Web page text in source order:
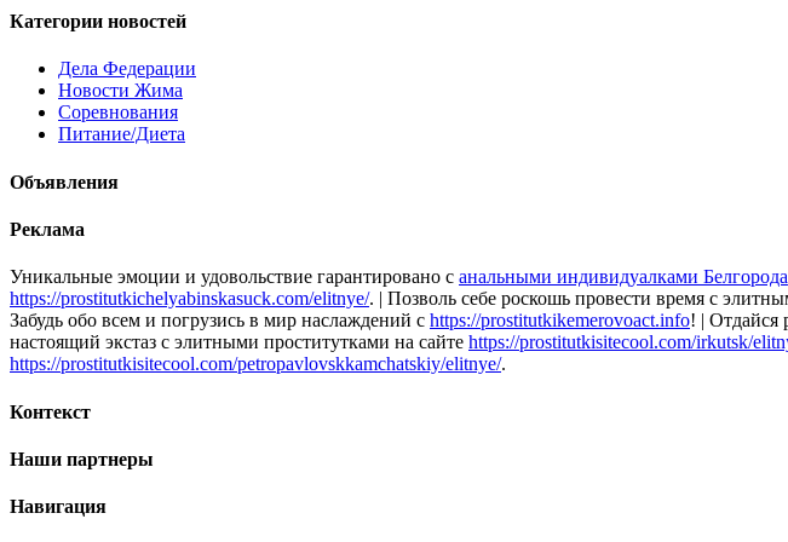
Категории новостей
Дела Федерации
Новости Жима
Соревнования
Питание/Диета
Объявления
Реклама
Уникальные эмоции и удовольствие гарантировано с анальными индивидуалками Белгорода
https://prostitutkichelyabinskasuck.com/elitnye/. | Позволь себе роскошь провести время с
Забудь обо всем и погрузись в мир наслаждений c https://prostitutkikemerovoact.info! | Отдайся
настоящий экстаз с элитными проститутками на сайте https://prostitutkisitecool.com/irkutsk/
https://prostitutkisitecool.com/petropavlovskkamchatskiy/elitnye/.
Контекст
Наши партнеры
Навигация